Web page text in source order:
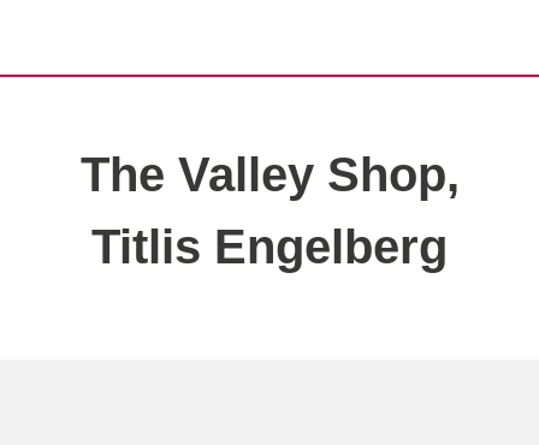
The Valley Shop,
Titlis Engelberg